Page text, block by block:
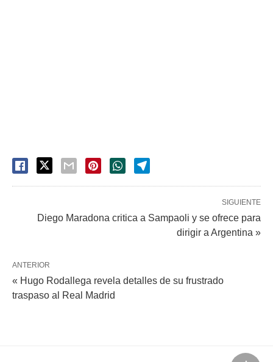
SIGUIENTE
Diego Maradona critica a Sampaoli y se ofrece para
dirigir a Argentina »
ANTERIOR
« Hugo Rodallega revela detalles de su frustrado
traspaso al Real Madrid